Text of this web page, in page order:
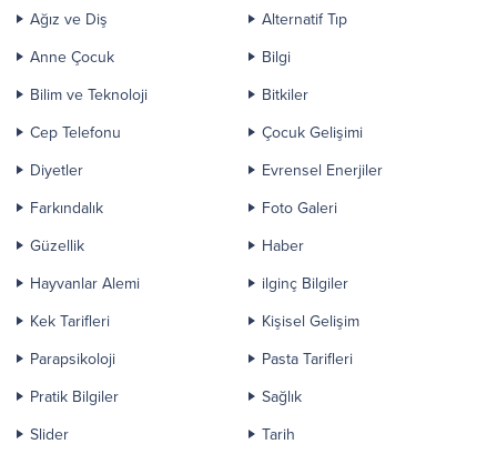
Ağız ve Diş
Alternatif Tıp
Anne Çocuk
Bilgi
Bilim ve Teknoloji
Bitkiler
Cep Telefonu
Çocuk Gelişimi
Diyetler
Evrensel Enerjiler
Farkındalık
Foto Galeri
Güzellik
Haber
Hayvanlar Alemi
ilginç Bilgiler
Kek Tarifleri
Kişisel Gelişim
Parapsikoloji
Pasta Tarifleri
Pratik Bilgiler
Sağlık
Slider
Tarih